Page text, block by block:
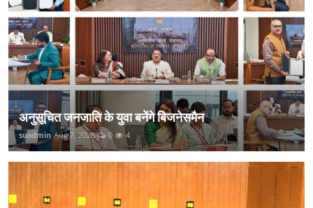
अनुसूचित जनजाति के युवा बनेंगे बिजनेसमैन
suadmin Aug 7, 2026 0 4